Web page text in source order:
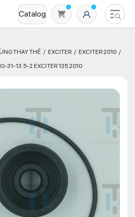
Catalog
nào trong giỏ hàng
THAY THẾ EXCITER
EXCITER 2010
31-13.5-2 EXCITER 135 2010